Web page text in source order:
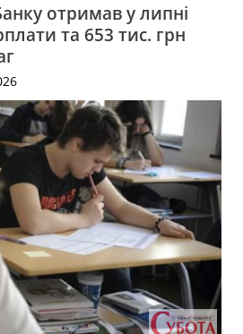
отримав у липні
та 653 тис. грн